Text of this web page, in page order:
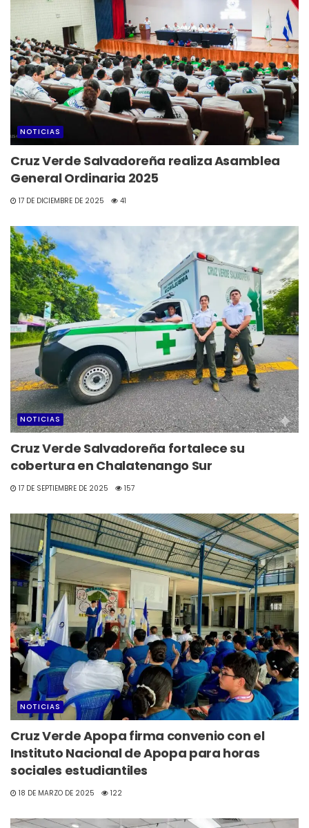
NOTICIAS
Cruz Verde Salvadoreña realiza Asamblea
General Ordinaria 2025
17 DE DICIEMBRE DE 2025 41
NOTICIAS
Cruz Verde Salvadoreña fortalece su
cobertura en Chalatenango Sur
17 DE SEPTIEMBRE DE 2025 157
NOTICIAS
Cruz Verde Apopa firma convenio con el
Instituto Nacional de Apopa para horas
sociales estudiantiles
18 DE MARZO DE 2025 122